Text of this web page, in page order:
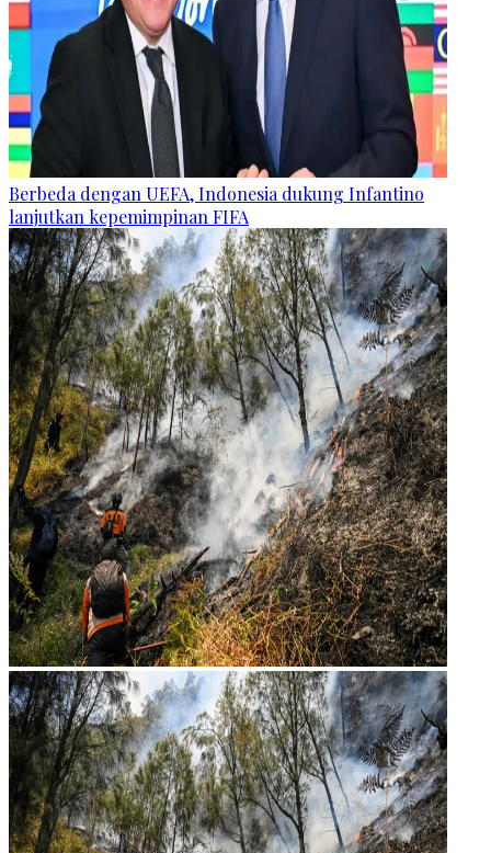
Berbeda dengan UEFA, Indonesia dukung Infantino
lanjutkan kepemimpinan FIFA